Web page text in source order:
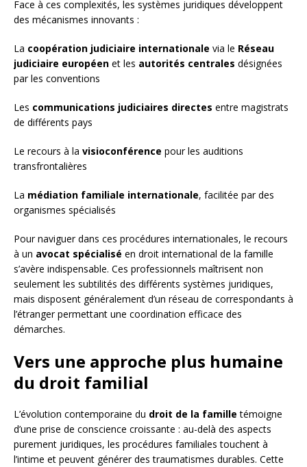
Face à ces complexités, les systèmes juridiques développent
des mécanismes innovants :
La coopération judiciaire internationale via le Réseau
judiciaire européen et les autorités centrales désignées
par les conventions
Les communications judiciaires directes entre magistrats
de différents pays
Le recours à la visioconférence pour les auditions
transfrontalières
La médiation familiale internationale, facilitée par des
organismes spécialisés
Pour naviguer dans ces procédures internationales, le recours
à un avocat spécialisé en droit international de la famille
s’avère indispensable. Ces professionnels maîtrisent non
seulement les subtilités des différents systèmes juridiques,
mais disposent généralement d’un réseau de correspondants à
l’étranger permettant une coordination efficace des
démarches.
Vers une approche plus humaine
du droit familial
L’évolution contemporaine du droit de la famille témoigne
d’une prise de conscience croissante : au-delà des aspects
purement juridiques, les procédures familiales touchent à
l’intime et peuvent générer des traumatismes durables. Cette